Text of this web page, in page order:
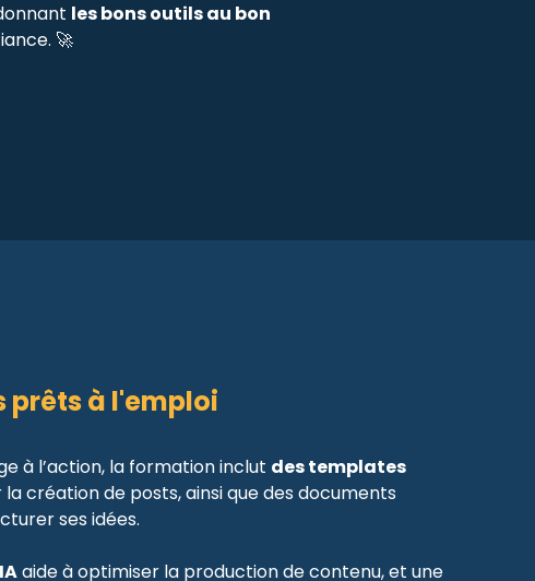
les bons outils au bon
🚀
prêts à l'emploi
à l’action, la formation inclut des templates
la création de posts, ainsi que des documents
ses idées.
aide à optimiser la production de contenu, et une